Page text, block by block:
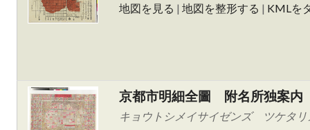
地図を見る | 地図を整形する | KMLを
京都市明細全圖 附名所独案内
キョウトシメイサイゼンズ ツケタリ